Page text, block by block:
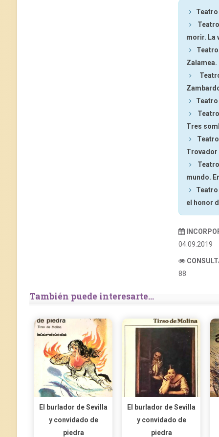
Teatro
morir. La
Zalamea.
Teatro
Tres
Trovador
mundo.
el honor
04.09.2019
88
También puede interesarte...
El burlador de Sevilla
y convidado de
piedra
El burlador de Sevilla
y convidado de
piedra